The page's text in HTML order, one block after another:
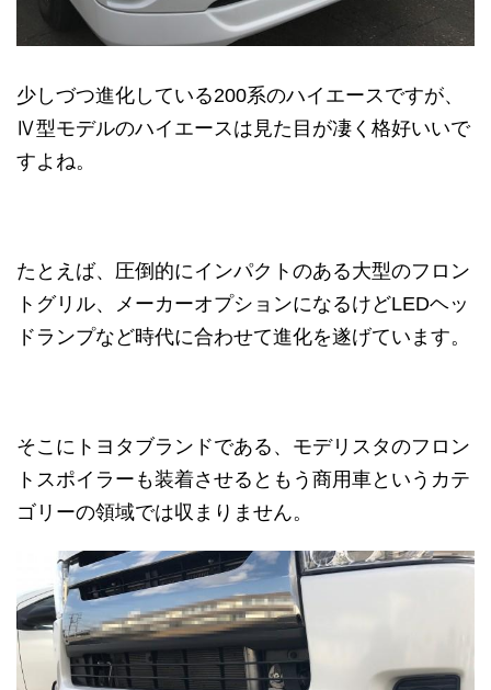
少しづつ進化している200系のハイエースですが、
Ⅳ型モデルのハイエースは見た目が凄く格好いいで
すよね。
たとえば、圧倒的にインパクトのある大型のフロン
トグリル、メーカーオプションになるけどLEDヘッ
ドランプなど時代に合わせて進化を遂げています。
そこにトヨタブランドである、モデリスタのフロン
トスポイラーも装着させるともう商用車というカテ
ゴリーの領域では収まりません。